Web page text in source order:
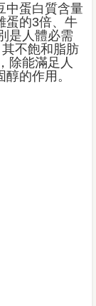
中蛋白質含量
蛋的3倍、牛
是人體必需
不飽和脂肪
除能滿足人
的作用。